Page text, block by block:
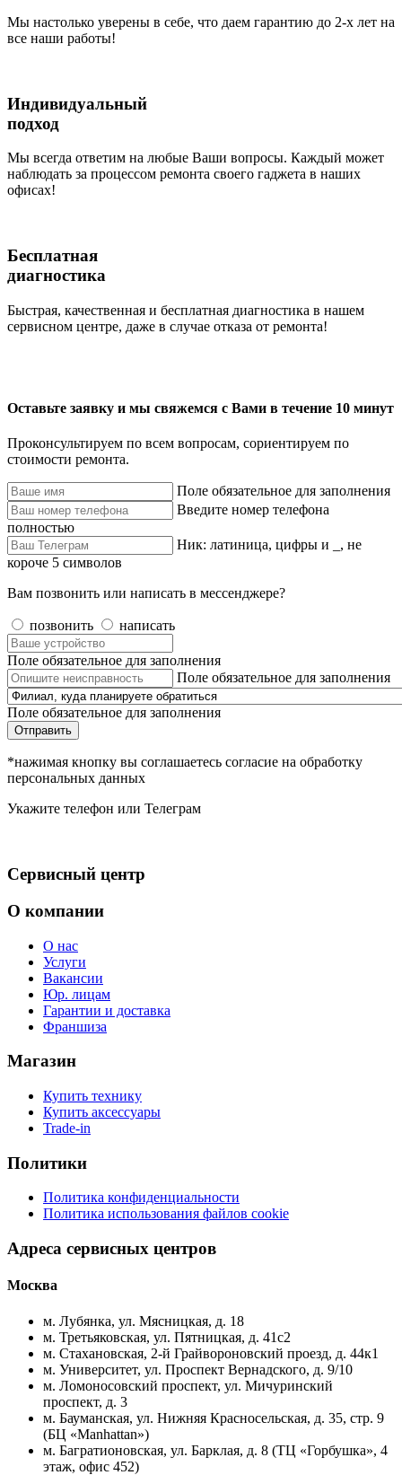
Мы настолько уверены в себе, что даем гарантию до 2-х лет на
все наши работы!
Индивидуальный
подход
Мы всегда ответим на любые Ваши вопросы. Каждый может
наблюдать за процессом ремонта своего гаджета в наших
офисах!
Бесплатная
диагностика
Быстрая, качественная и бесплатная диагностика в нашем
сервисном центре, даже в случае отказа от ремонта!
Оставьте заявку и мы свяжемся с Вами в течение 10 минут
Проконсультируем по всем вопросам, сориентируем по
стоимости ремонта.
Поле обязательное для заполнения
Введите номер телефона
полностью
Ник: латиница, цифры и _, не
короче 5 символов
Вам позвонить или написать в мессенджере?
позвонить написать
Поле обязательное для заполнения
Поле обязательное для заполнения
Поле обязательное для заполнения
Отправить
*нажимая кнопку вы соглашаетесь согласие на обработку
персональных данных
Укажите телефон или Телеграм
Сервисный центр
О компании
О нас
Услуги
Вакансии
Юр. лицам
Гарантии и доставка
Франшиза
Магазин
Купить технику
Купить аксессуары
Trade-in
Политики
Политика конфиденциальности
Политика использования файлов cookie
Адреса сервисных центров
Москва
м. Лубянка, ул. Мясницкая, д. 18
м. Третьяковская, ул. Пятницкая, д. 41с2
м. Стахановская, 2-й Грайвороновский проезд, д. 44к1
м. Университет, ул. Проспект Вернадского, д. 9/10
м. Ломоносовский проспект, ул. Мичуринский
проспект, д. 3
м. Бауманская, ул. Нижняя Красносельская, д. 35, стр. 9
(БЦ «Manhattan»)
м. Багратионовская, ул. Барклая, д. 8 (ТЦ «Горбушка», 4
этаж, офис 452)